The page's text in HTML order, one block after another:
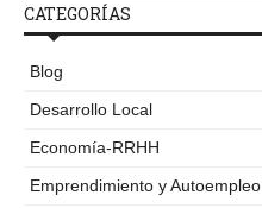
CATEGORÍAS
Blog
Desarrollo Local
Economía-RRHH
Emprendimiento y Autoempleo